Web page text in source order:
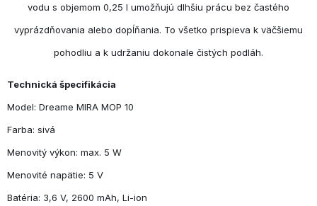
vodu s objemom 0,25 l umožňujú dlhšiu prácu bez častého
vyprázdňovania alebo dopĺňania. To všetko prispieva k väčšiemu
pohodliu a k udržaniu dokonale čistých podláh.
Technická špecifikácia
Model: Dreame MIRA MOP 10
Farba: sivá
Menovitý výkon: max. 5 W
Menovité napätie: 5 V
Batéria: 3,6 V, 2600 mAh, Li-ion